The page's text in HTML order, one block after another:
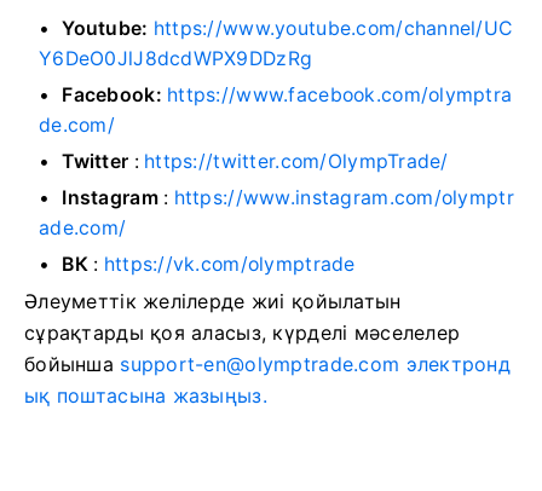
Youtube: https://www.youtube.com/channel/UC
Y6DeO0JlJ8dcdWPX9DDzRg
Facebook: https://www.facebook.com/olymptra
de.com/
Twitter : https://twitter.com/OlympTrade/
Instagram: https://www.instagram.com/olymptr
ade.com/
ВК: https://vk.com/olymptrade
Әлеуметтік желілерде жиі қойылатын
сұрақтарды қоя аласыз, күрделі мәселелер
бойынша support-en@olymptrade.com электронд
ық поштасына жазыңыз.